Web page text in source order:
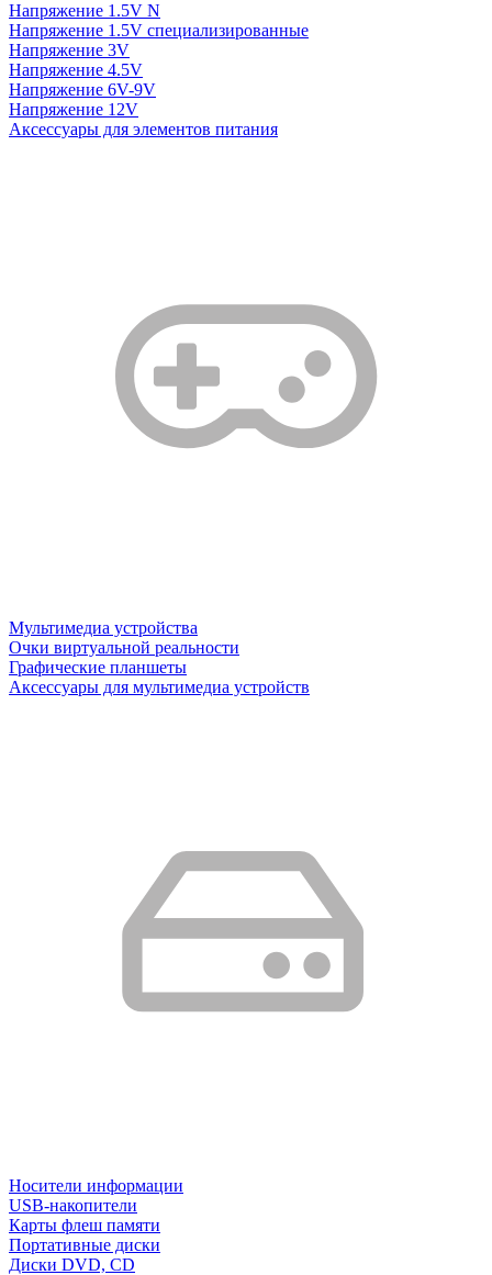
Напряжение 1.5V N
Напряжение 1.5V специализированные
Напряжение 3V
Напряжение 4.5V
Напряжение 6V-9V
Напряжение 12V
Аксессуары для элементов питания
Мультимедиа устройства
Очки виртуальной реальности
Графические планшеты
Аксессуары для мультимедиа устройств
Носители информации
USB-накопители
Карты флеш памяти
Портативные диски
Диски DVD, CD